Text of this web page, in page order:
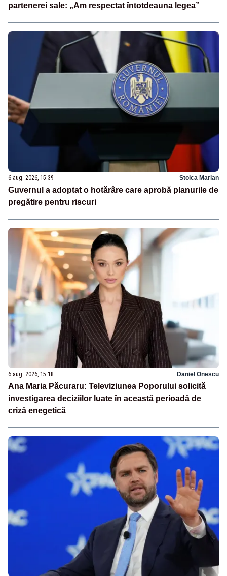
partenerei sale: „Am respectat întotdeauna legea”
6 aug. 2026, 15:39 Stoica Marian
Guvernul a adoptat o hotărâre care aprobă planurile de
pregătire pentru riscuri
6 aug. 2026, 15:18 Daniel Onescu
Ana Maria Păcuraru: Televiziunea Poporului solicită
investigarea deciziilor luate în această perioadă de
criză enegetică